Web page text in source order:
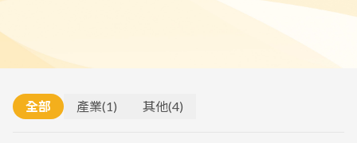
全部 產業(1) 其他(4)